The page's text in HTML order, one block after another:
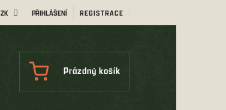
PŘIHLÁŠENÍ REGISTRACE
NÁKUPNÍ
Prázdný košík